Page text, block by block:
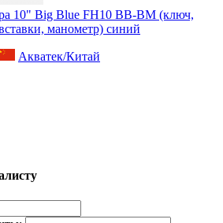
10" Big Blue FH10 BB-BM (ключ,
манометр) синий
Акватек/Китай